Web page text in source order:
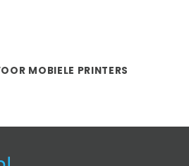
MOBIELE PRINTERS